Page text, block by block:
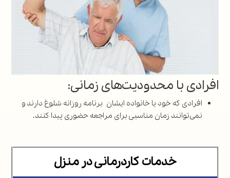
افرادی با محدودیت‌های زمانی:
افرادی که خود یا خانواده ایشان برنامه روزانه شلوغ دارند و
نمی‌توانند زمان مناسبی برای مراجعه حضوری پیدا کنند.
خدمات کاردرمانی در منزل